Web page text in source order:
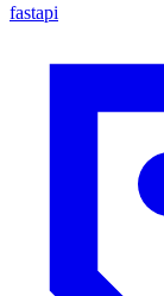
fastapi